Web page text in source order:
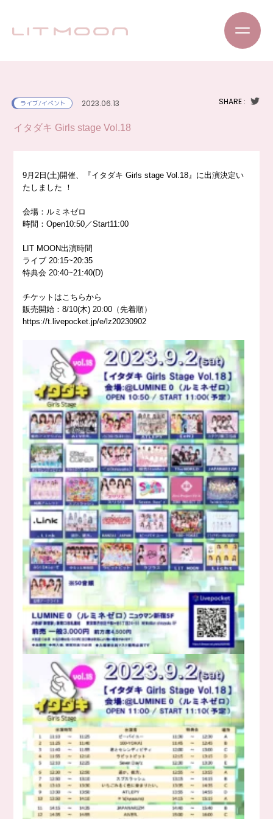
ライブ/イベント 2023.06.13 SHARE :
イタダキ Girls stage Vol.18
9月2日(土)開催、『イタダキ Girls stage Vol.18』に出演決定い
たしました ！
会場：ルミネゼロ
時間：Open10:50／Start11:00
LIT MOON出演時間
ライブ 20:15~20:35
特典会 20:40~21:40(D)
チケットはこちらから
販売開始：8/10(木) 20:00（先着順）
https://t.livepocket.jp/e/lz20230902